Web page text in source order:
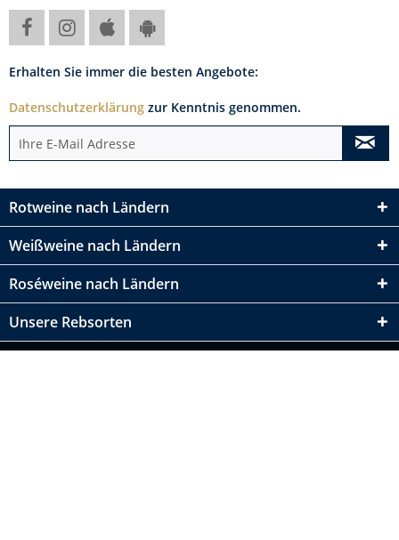
Erhalten Sie immer die besten Angebote:
Datenschutzerklärung zur Kenntnis genommen.
Rotweine nach Ländern
Weißweine nach Ländern
Roséweine nach Ländern
Unsere Rebsorten